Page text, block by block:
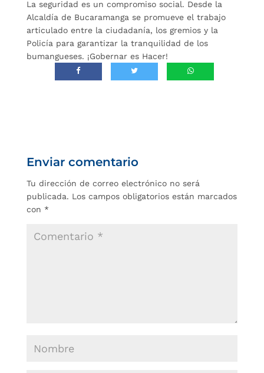
La seguridad es un compromiso social. Desde la
Alcaldía de Bucaramanga se promueve el trabajo
articulado entre la ciudadanía, los gremios y la
Policía para garantizar la tranquilidad de los
bumangueses. ¡Gobernar es Hacer!
Enviar comentario
Tu dirección de correo electrónico no será
publicada. Los campos obligatorios están marcados
con *